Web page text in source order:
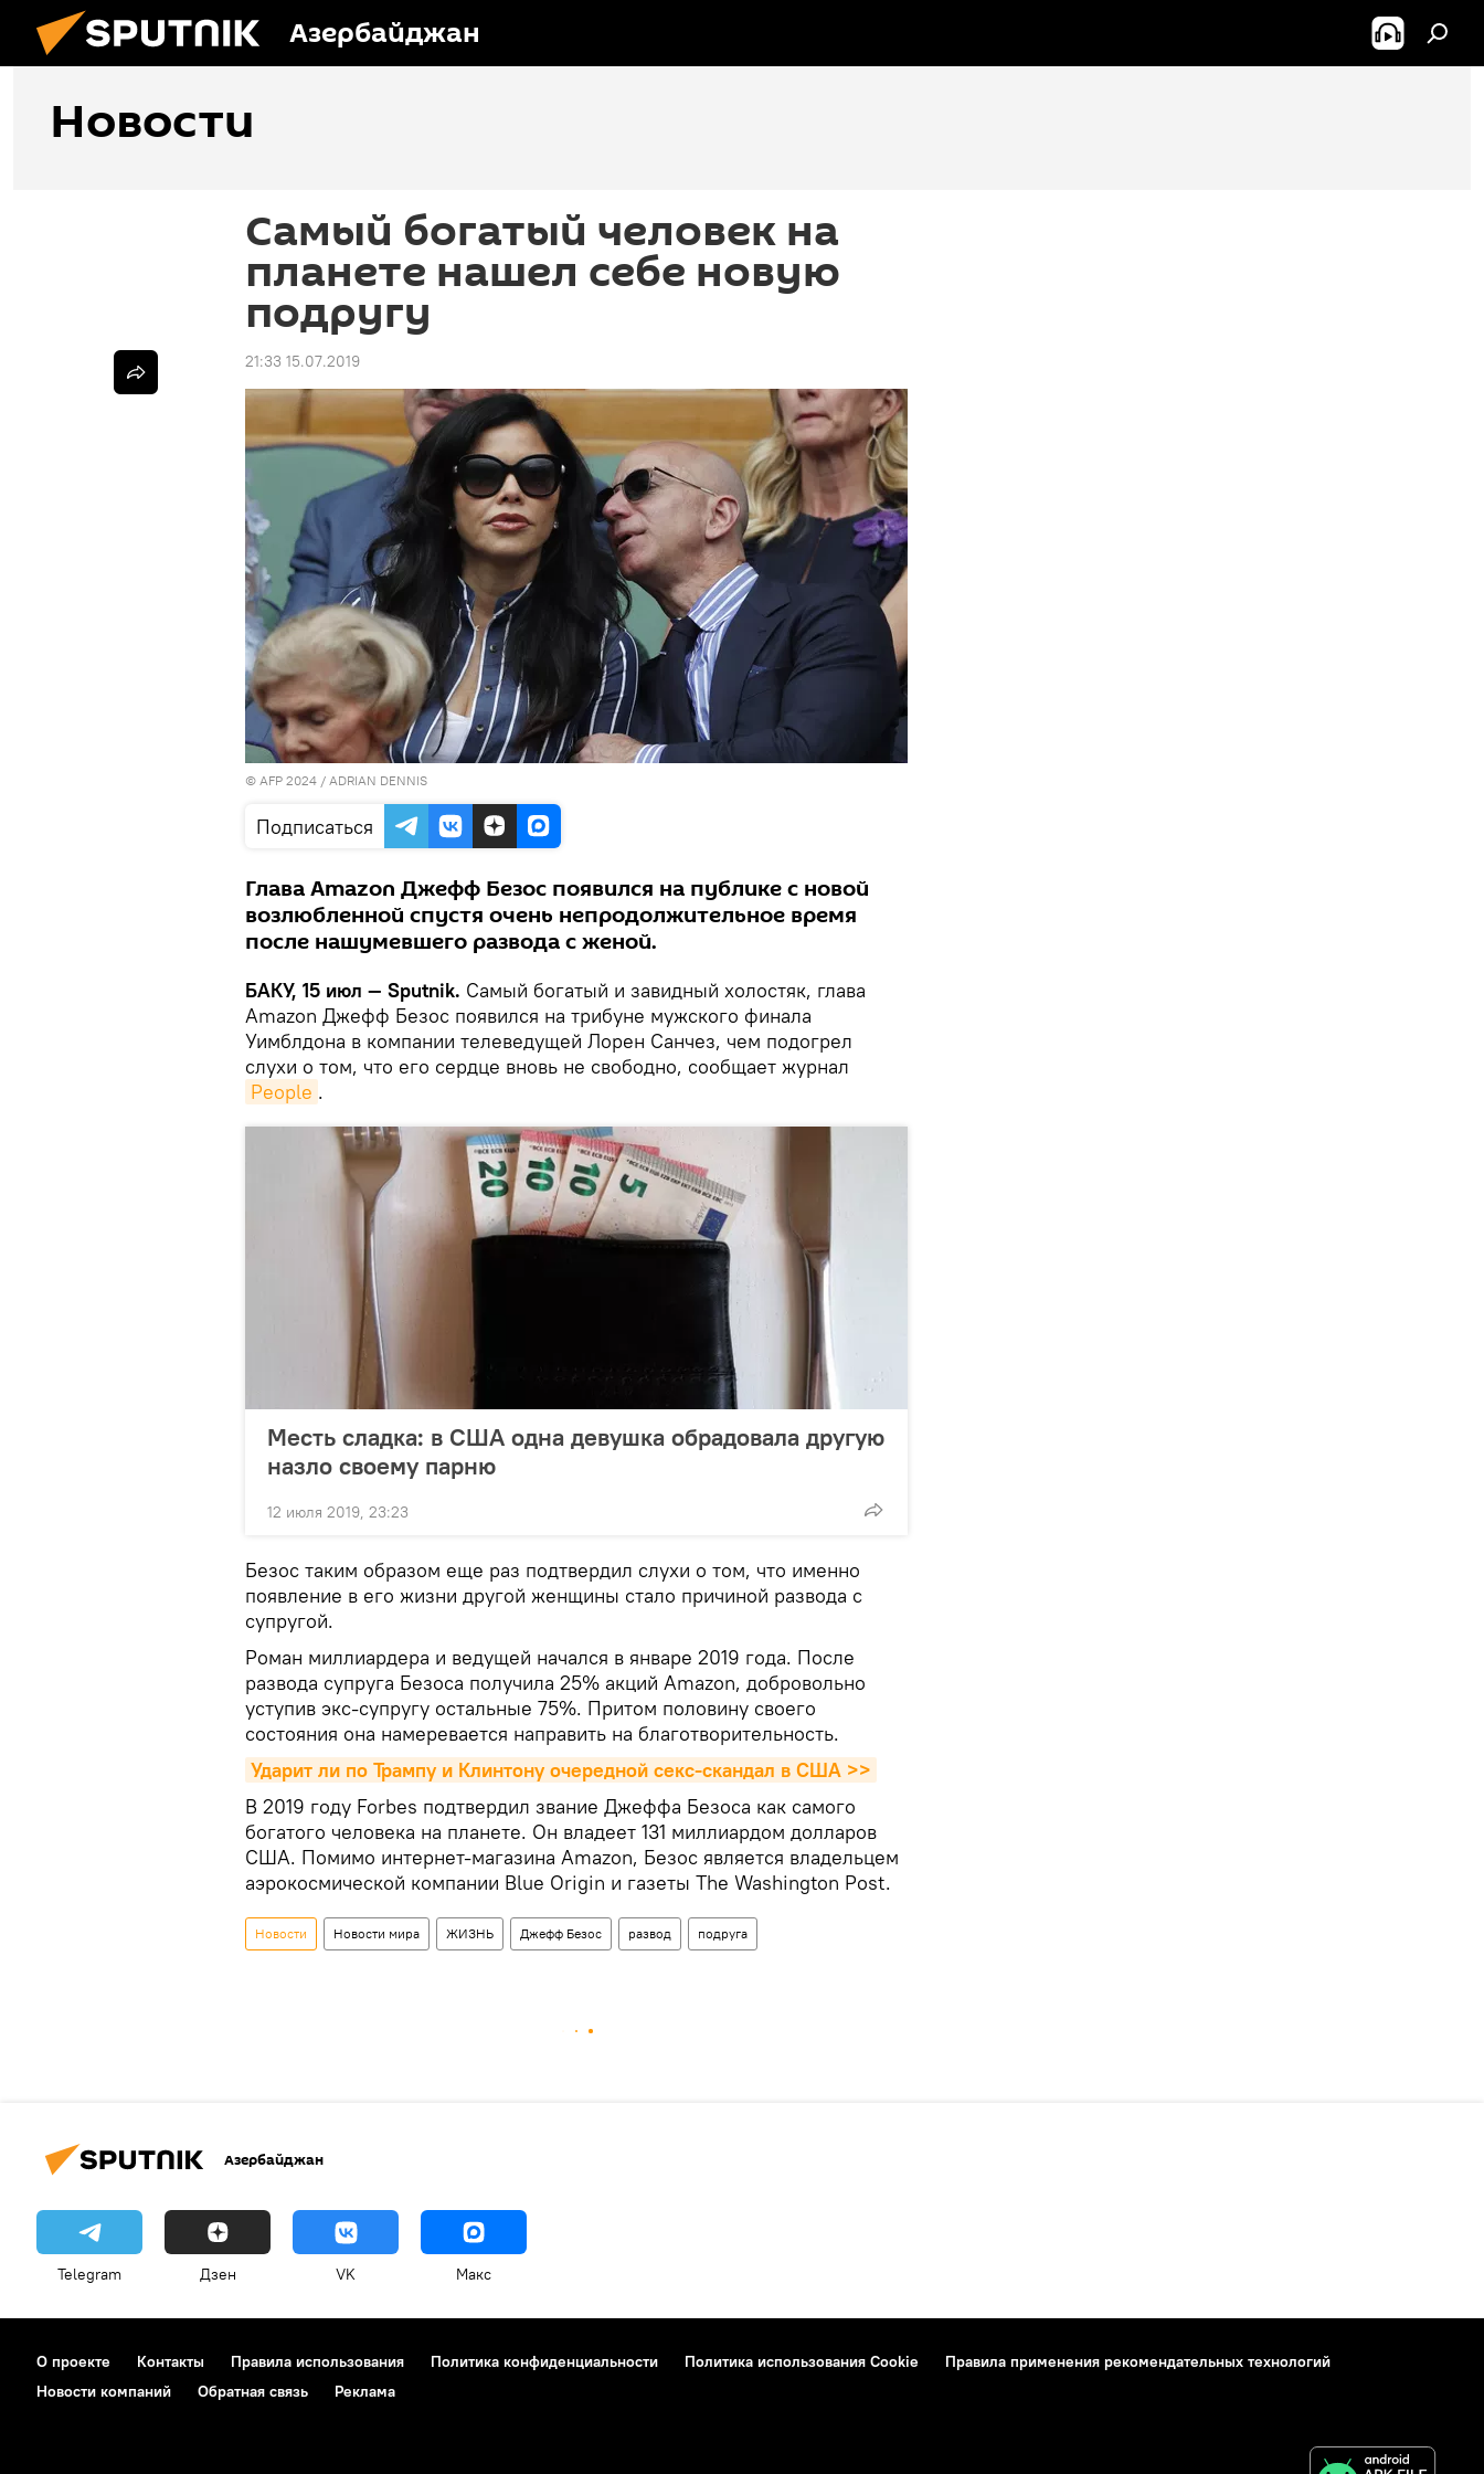
Азербайджан
Новости
Самый богатый человек на
планете нашел себе новую
подругу
21:33 15.07.2019
© AFP 2024 / ADRIAN DENNIS
Подписаться
Глава Amazon Джефф Безос появился на публике с новой
возлюбленной спустя очень непродолжительное время
после нашумевшего развода с женой.
БАКУ, 15 июл — Sputnik. Самый богатый и завидный холостяк, глава
Amazon Джефф Безос появился на трибуне мужского финала
Уимблдона в компании телеведущей Лорен Санчез, чем подогрел
слухи о том, что его сердце вновь не свободно, сообщает журнал
People .
Месть сладка: в США одна девушка обрадовала другую
назло своему парню
12 июля 2019, 23:23
Безос таким образом еще раз подтвердил слухи о том, что именно
появление в его жизни другой женщины стало причиной развода с
супругой.
Роман миллиардера и ведущей начался в январе 2019 года. После
развода супруга Безоса получила 25% акций Amazon, добровольно
уступив экс-супругу остальные 75%. Притом половину своего
состояния она намеревается направить на благотворительность.
Ударит ли по Трампу и Клинтону очередной секс-скандал в США >>
В 2019 году Forbes подтвердил звание Джеффа Безоса как самого
богатого человека на планете. Он владеет 131 миллиардом долларов
США. Помимо интернет-магазина Amazon, Безос является владельцем
аэрокосмической компании Blue Origin и газеты The Washington Post.
Новости Новости мира ЖИЗНЬ Джефф Безос развод подруга
Азербайджан
Telegram Дзен VK Макс
О проекте Контакты Правила использования Политика конфиденциальности Политика использования Cookie
Правила применения рекомендательных технологий
Новости компаний
Обратная связь Реклама